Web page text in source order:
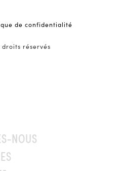
de confidentialité
droits réservés
NOUS